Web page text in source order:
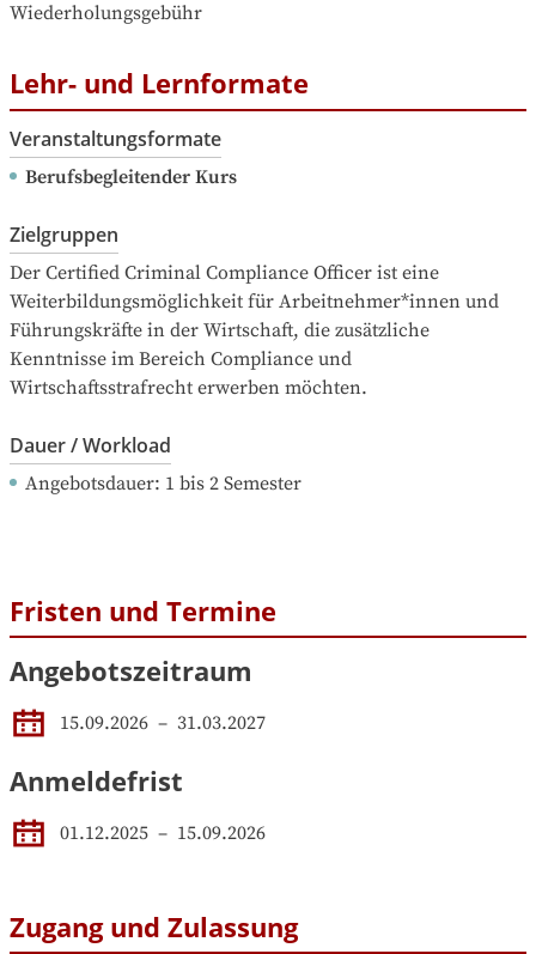
Wiederholungsgebühr
Lehr- und Lernformate
Veranstaltungsformate
Berufsbegleitender Kurs
Zielgruppen
Der Certified Criminal Compliance Officer ist eine
Weiterbildungsmöglichkeit für Arbeitnehmer*innen und
Führungskräfte in der Wirtschaft, die zusätzliche
Kenntnisse im Bereich Compliance und
Wirtschaftsstrafrecht erwerben möchten.
Dauer / Workload
Angebotsdauer: 1 bis 2 Semester
Fristen und Termine
Angebotszeitraum
15.09.2026 – 31.03.2027
Anmeldefrist
01.12.2025 – 15.09.2026
Zugang und Zulassung